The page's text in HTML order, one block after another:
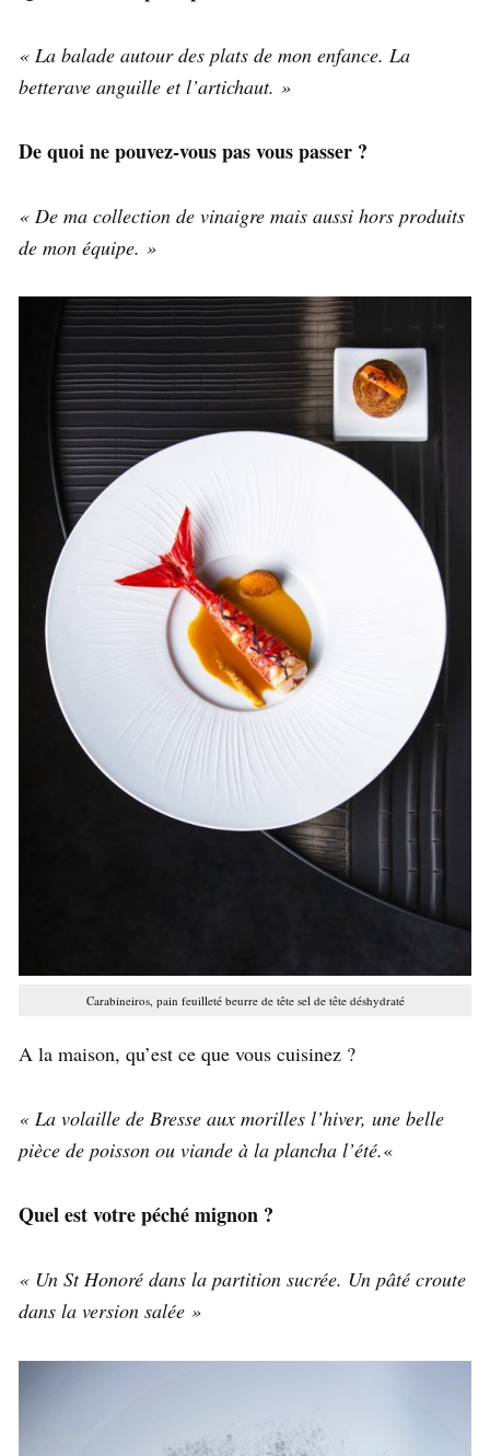
« La balade autour des plats de mon enfance. La
betterave anguille et l’artichaut. »
De quoi ne pouvez-vous pas vous passer ?
« De ma collection de vinaigre mais aussi hors produits
de mon équipe. »
Carabineiros, pain feuilleté beurre de tête sel de tête déshydraté
A la maison, qu’est ce que vous cuisinez ?
« La volaille de Bresse aux morilles l’hiver, une belle
pièce de poisson ou viande à la plancha l’été.«
Quel est votre péché mignon ?
« Un St Honoré dans la partition sucrée. Un pâté croute
dans la version salée »